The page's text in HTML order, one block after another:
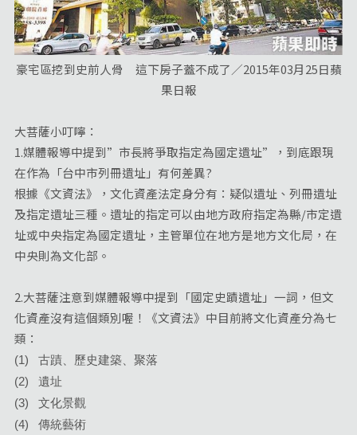
豪宅區挖到史前人骨 這下房子蓋不成了／2015年03月25日蘋
果日報
大菩薩小叮嚀：
1.媒體報導中提到”市長將爭取指定為國定遺址”，到底跟現
在作為「台中市列冊遺址」有何差異?
根據《文資法》，文化資產法定身分有：疑似遺址、列冊遺址
及指定遺址三種。遺址的指定可以由地方政府指定為縣/市定遺
址或中央指定為國定遺址，主管單位在地方是地方文化局，在
中央則為文化部。
2.大菩薩注意到媒體報導中提到「國定史蹟遺址」一詞，但文
化資產沒有這個類別喔！《文資法》中目前將文化資產分為七
類：
(1) 古蹟、歷史建築、聚落
(2) 遺址
(3) 文化景觀
(4) 傳統藝術